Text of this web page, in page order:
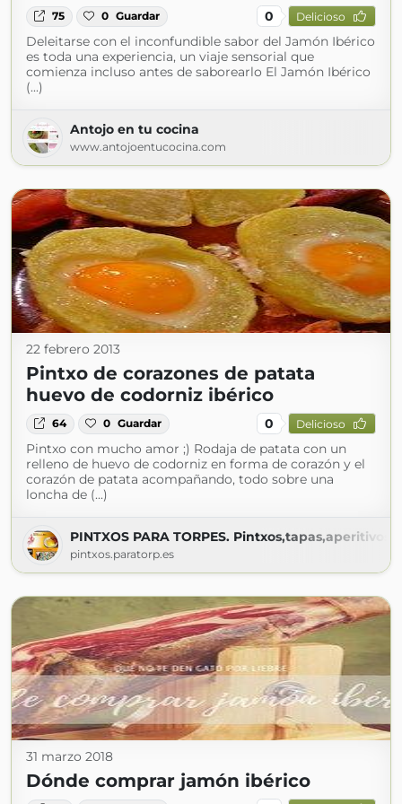
75 0 Guardar 0 Delicioso
Deleitarse con el inconfundible sabor del Jamón Ibérico
es toda una experiencia, un viaje sensorial que
comienza incluso antes de saborearlo El Jamón Ibérico
(...)
Antojo en tu cocina
www.antojoentucocina.com
22 febrero 2013
Pintxo de corazones de patata
huevo de codorniz ibérico
64 0 Guardar 0 Delicioso
Pintxo con mucho amor ;) Rodaja de patata con un
relleno de huevo de codorniz en forma de corazón y el
corazón de patata acompañando, todo sobre una
loncha de (...)
PINTXOS PARA TORPES.
pintxos.paratorp.es
31 marzo 2018
Dónde comprar jamón ibérico